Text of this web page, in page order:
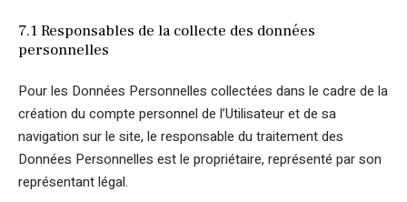
7.1 Responsables de la collecte des données
personnelles
Pour les Données Personnelles collectées dans le cadre de la
création du compte personnel de l’Utilisateur et de sa
navigation sur le site, le responsable du traitement des
Données Personnelles est le propriétaire, représenté par son
représentant légal.